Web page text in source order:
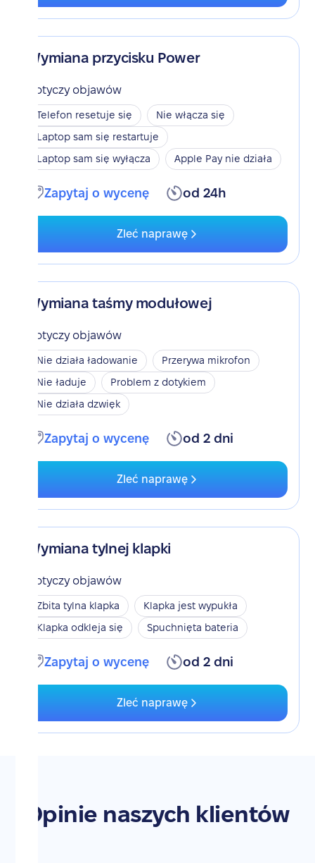
Wymiana przycisku Power
Dotyczy objawów
Telefon resetuje się
Nie włącza się
Laptop sam się restartuje
Laptop sam się wyłącza
Apple Pay nie działa
Zapytaj o wycenę od 24h
Zleć naprawę
Wymiana taśmy modułowej
Dotyczy objawów
Nie działa ładowanie
Przerywa mikrofon
Nie ładuje
Problem z dotykiem
Nie działa dzwięk
Zapytaj o wycenę od 2 dni
Zleć naprawę
Wymiana tylnej klapki
Dotyczy objawów
Zbita tylna klapka
Klapka jest wypukła
Klapka odkleja się
Spuchnięta bateria
Zapytaj o wycenę od 2 dni
Zleć naprawę
Opinie naszych klientów